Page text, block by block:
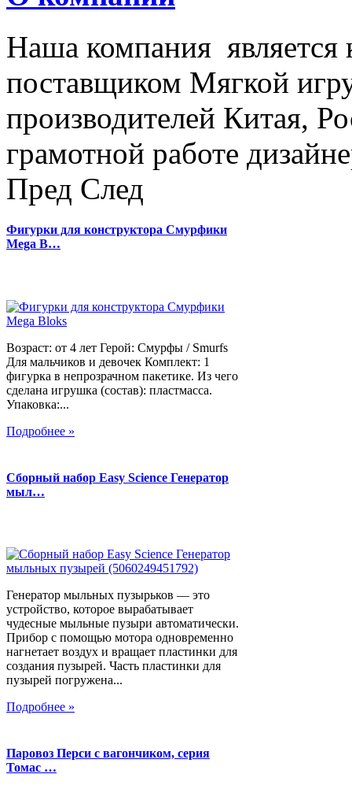
Наша компания
поставщиком Мягкой
производителей Китая,
грамотной работе
Пред След
Фигурки для конструктора Смурфики
Mega B…
Возраст: от 4 лет Герой: Смурфы / Smurfs
Для мальчиков и девочек Комплект: 1
фигурка в непрозрачном пакетике. Из чего
сделана игрушка (состав): пластмасса.
Упаковка:...
Подробнее »
Сборный набор Easy Science Генератор
мыл…
Генератор мыльных пузырьков — это
устройство, которое вырабатывает
чудесные мыльные пузыри автоматически.
Прибор с помощью мотора одновременно
нагнетает воздух и вращает пластинки для
создания пузырей. Часть пластинки для
пузырей погружена...
Подробнее »
Паровоз Перси с вагончиком, серия
Томас …